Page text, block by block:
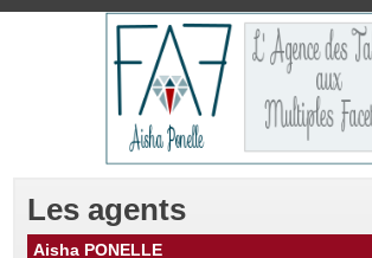
Les agents
Aisha PONELLE